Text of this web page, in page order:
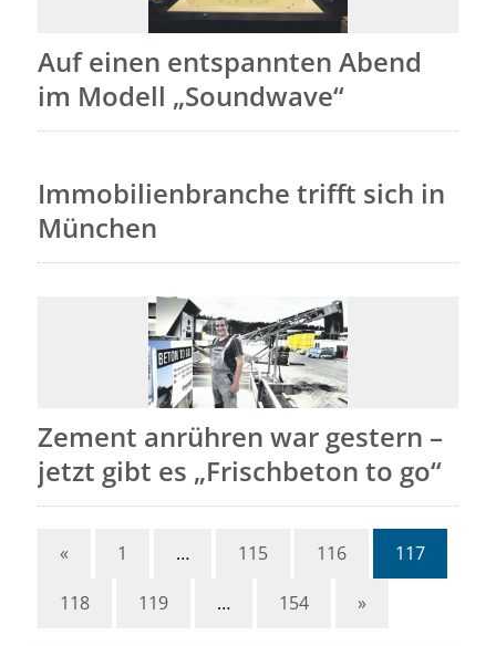
Auf einen entspannten Abend
im Modell „Soundwave“
Immobilienbranche trifft sich in
München
Zement anrühren war gestern –
jetzt gibt es „Frischbeton to go“
« 1 … 115 116 117
118 119 … 154 »